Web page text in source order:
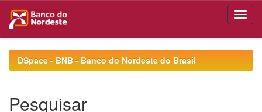
navigationDSpace - BNB - Banco do Nordeste do Brasil
Pesquisar